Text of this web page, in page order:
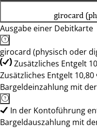
girocard
Ausgabe einer Debitkarte
girocard (physisch oder
Zusätzliches Entgelt
Zusätzliches Entgelt
Bargeldeinzahlung mit
In der Kontoführung
Bargeldauszahlung mit